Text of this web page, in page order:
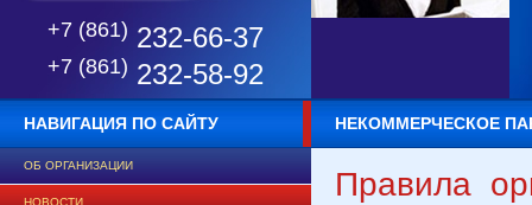
+7 (861) 232-66-37
+7 (861) 232-58-92
НАВИГАЦИЯ ПО САЙТУ
ОБ ОРГАНИЗАЦИИ
НОВОСТИ
НЕКОММЕРЧЕСКОЕ
Правила